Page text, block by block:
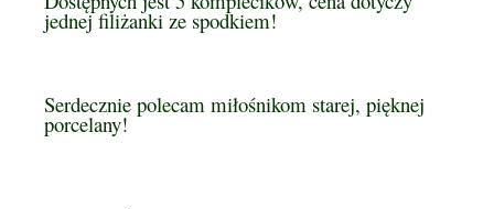
jednej filiżanki ze spodkiem!
Serdecznie polecam miłośnikom starej, pięknej
porcelany!